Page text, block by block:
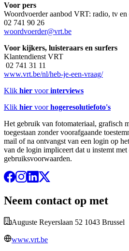
Voor pers
Woordvoerder aanbod VRT: radio, tv
02 741 90 26
woordvoerder@vrt.be
Voor kijkers, luisteraars en surfers
Klantendienst VRT
02 741 31 11
www.vrt.be/nl/heb-je-een-vraag/
Klik hier voorinterviews
Klik hier voorhogeresolutiefoto's
Het gebruik van fotomateriaal, grafisch
toegestaan zonder voorafgaande
mail of na ontvangst van een login op het
van de login impliceert dat u instemt met
gebruiksvoorwaarden.
Neem contact op met
Auguste Reyerslaan 52 1043 Brussel
www.vrt.be